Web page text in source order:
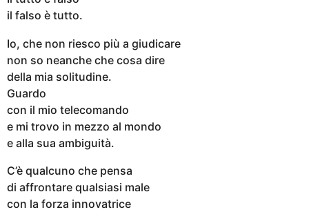
il falso è tutto.
Io, che non riesco più a giudicare
non so neanche che cosa dire
della mia solitudine.
Guardo
con il mio telecomando
e mi trovo in mezzo al mondo
e alla sua ambiguità.
C’è qualcuno che pensa
di affrontare qualsiasi male
con la forza innovatrice